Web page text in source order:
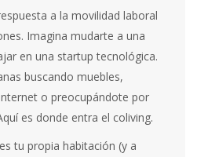
a la movilidad laboral
Imagina mudarte a una
en una startup tecnológica.
buscando muebles,
o preocupándote por
es donde entra el coliving.
tu propia habitación (y a